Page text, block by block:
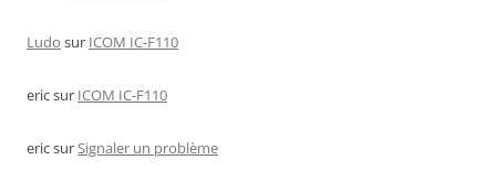
Ludo sur ICOM IC-F110
ericsur ICOM IC-F110
ericsurSignaler un problème